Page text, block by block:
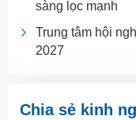
sàng lọc mạnh
Trung tâm hội
2027
Chia sẻ kinh